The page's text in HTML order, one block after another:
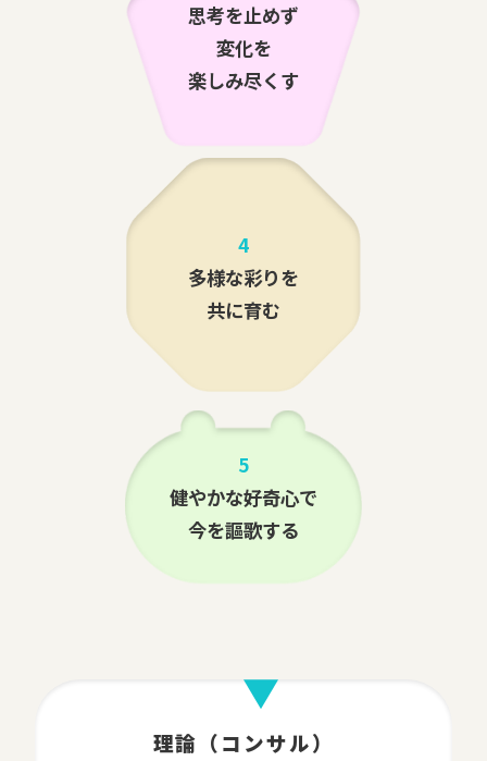
思考を止めず
変化を
楽しみ尽くす
4
多様な彩りを
共に育む
5
健やかな好奇心で
今を謳歌する
理論（コンサル）